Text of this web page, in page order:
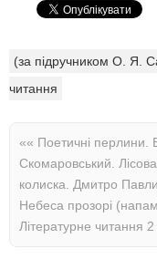
(за підручником О. Я.
читання
«« Поетичні перлини.
Скомаровський. Лісова
колиска. Дмитро
Небеса прозорі
Літературне читання 2